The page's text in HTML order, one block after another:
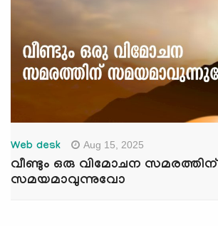
Web desk Aug 15, 2025
വീണ്ടും ഒരു വിമോചന സമരത്തിന്
സമയമാവുന്നുവോ